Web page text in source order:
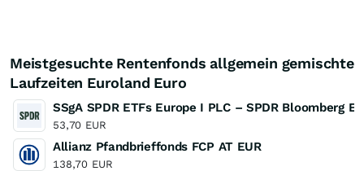
Meistgesuchte Rentenfonds allgemein gemischte
Laufzeiten Euroland Euro
SSgA SPDR ETFs Europe I PLC – SPDR Bloomberg
53,70 EUR
Allianz Pfandbrieffonds FCP AT EUR
138,70 EUR